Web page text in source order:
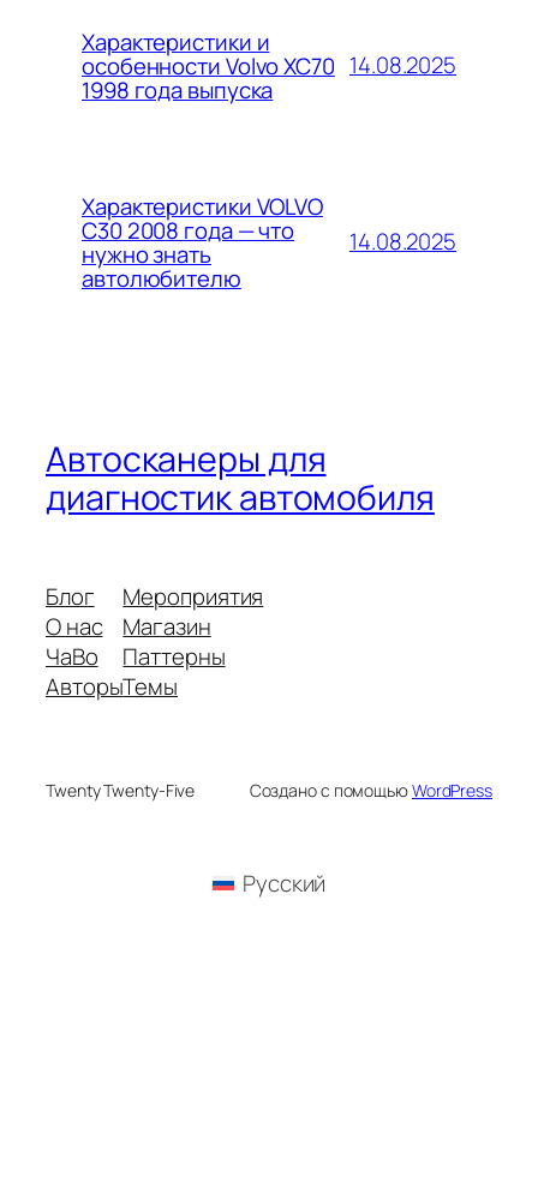
Характеристики и
особенности Volvo XC70
1998 года выпуска
14.08.2025
Характеристики VOLVO
C30 2008 года — что
нужно знать
автолюбителю
14.08.2025
Автосканеры для
диагностик автомобиля
Блог
О нас
ЧаВо
Авторы
Мероприятия
Магазин
Паттерны
Темы
Twenty Twenty-Five Создано с помощьюWordPress
Русский